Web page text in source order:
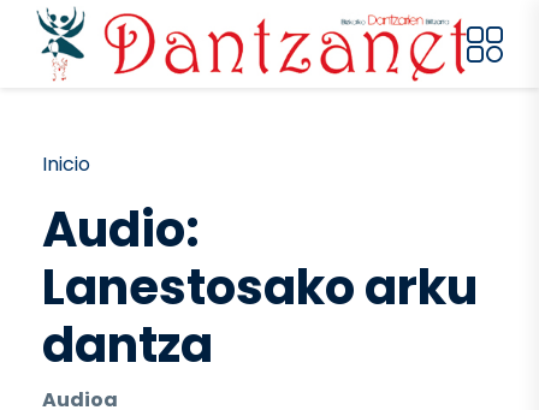
Pasar al contenido principal
Ruta de navegación
Inicio
Audio:
Lanestosako arku
dantza
Audioa